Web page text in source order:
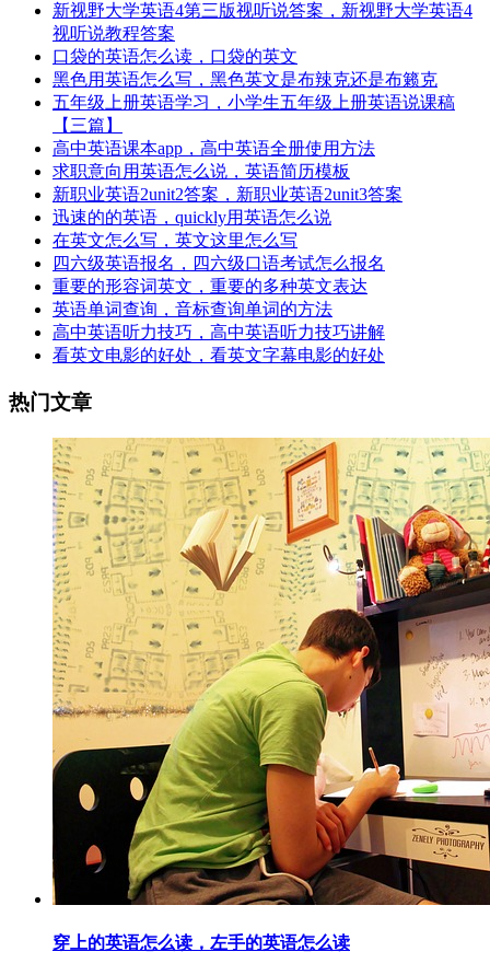
新视野大学英语4第三版视听说答案，新视野大学英语4
视听说教程答案
口袋的英语怎么读，口袋的英文
黑色用英语怎么写，黑色英文是布辣克还是布籁克
五年级上册英语学习，小学生五年级上册英语说课稿
【三篇】
高中英语课本app，高中英语全册使用方法
求职意向用英语怎么说，英语简历模板
新职业英语2unit2答案，新职业英语2unit3答案
迅速的的英语，quickly用英语怎么说
在英文怎么写，英文这里怎么写
四六级英语报名，四六级口语考试怎么报名
重要的形容词英文，重要的多种英文表达
英语单词查询，音标查询单词的方法
高中英语听力技巧，高中英语听力技巧讲解
看英文电影的好处，看英文字幕电影的好处
热门文章
穿上的英语怎么读，左手的英语怎么读